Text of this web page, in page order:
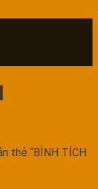
thẻ “BÌNH TÍCH